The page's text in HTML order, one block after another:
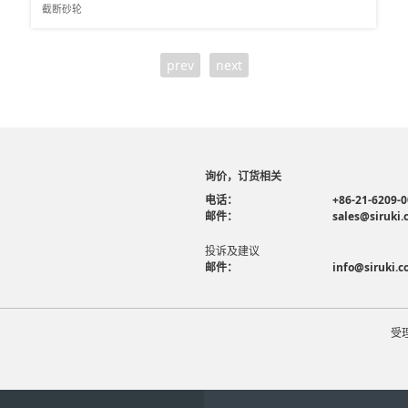
截断砂轮
prev next
询价，订货相关
电话：
+86-21-6209-
邮件：
投诉及建议
邮件：
受